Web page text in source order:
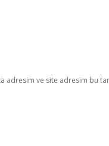
adresim ve site adresim bu